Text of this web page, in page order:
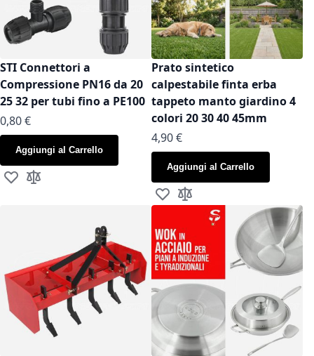
STI Connettori a
Compressione PN16 da 20
25 32 per tubi fino a PE100
As low as
0,80 €
Aggiungi al Carrello
Aggiungi alla lista desideri
Aggiungi al confronto
Prato sintetico
calpestabile finta erba
tappeto manto giardino 4
colori 20 30 40 45mm
As low as
4,90 €
Aggiungi al Carrello
Aggiungi alla lista desideri
Aggiungi al confronto